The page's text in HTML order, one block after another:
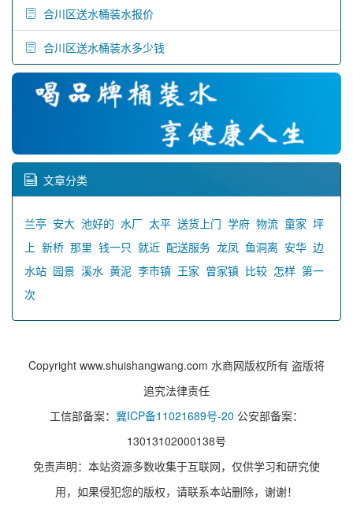
合川区送水桶装水报价
合川区送水桶装水多少钱
文章分类
兰亭 安大 池好的 水厂 太平 送货上门 学府 物流 童家 坪
上 新桥 那里 钱一只 就近 配送服务 龙凤 鱼洞离 安华 边
水站 园景 溪水 黄泥 李市镇 王家 曾家镇 比较 怎样 第一
次
Copyright www.shuishangwang.com 水商网版权所有 盗版将
追究法律责任
工信部备案： 冀ICP备11021689号-20 公安部备案：
13013102000138号
免责声明：本站资源多数收集于互联网，仅供学习和研究使
用，如果侵犯您的版权，请联系本站删除，谢谢！